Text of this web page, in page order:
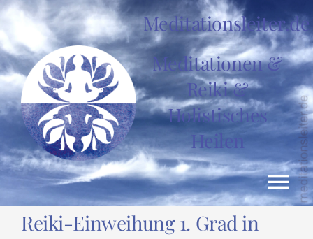
Zum
Inhalt
springen
Meditationsleiter.de
Meditationen &
Reiki &
Holistisches
Heilen
Reiki-Einweihung 1. Grad in